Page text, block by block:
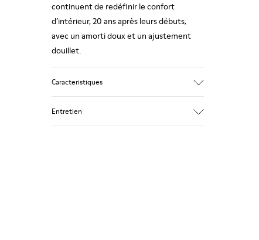
continuent de redéfinir le confort
d’intérieur, 20 ans après leurs débuts,
avec un amorti doux et un ajustement
douillet.
Caracteristiques
Entretien